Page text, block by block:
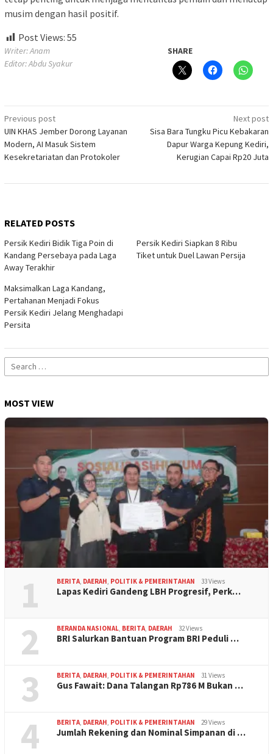
musim dengan hasil positif.
Post Views: 55
Writer: Anam
Editor: Abdu Syakur
SHARE
Post
navigation
Previous post
UIN KHAS Jember Dorong Layanan
Modern, AI Masuk Sistem
Kesekretariatan dan Protokoler
Next post
Sisa Bara Tungku Picu Kebakaran
Dapur Warga Kepung Kediri,
Kerugian Capai Rp20 Juta
RELATED POSTS
Persik Kediri Bidik Tiga Poin di
Kandang Persebaya pada Laga
Away Terakhir
Persik Kediri Siapkan 8 Ribu
Tiket untuk Duel Lawan Persija
Maksimalkan Laga Kandang,
Pertahanan Menjadi Fokus
Persik Kediri Jelang Menghadapi
Persita
Search
for:
MOST VIEW
1 BERITA DAERAH POLITIK & PEMERINTAHAN 33 Views
Lapas Kediri Gandeng LBH Progresif, Perk…
2 BERANDA NASIONAL BERITA DAERAH 32 Views
BRI Salurkan Bantuan Program BRI Peduli …
3 BERITA DAERAH POLITIK & PEMERINTAHAN 31 Views
Gus Fawait: Dana Talangan Rp786 M Bukan …
4 BERITA DAERAH POLITIK & PEMERINTAHAN 29 Views
Jumlah Rekening dan Nominal Simpanan di …